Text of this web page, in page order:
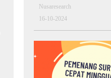
Nusaresearch
16-10-2024